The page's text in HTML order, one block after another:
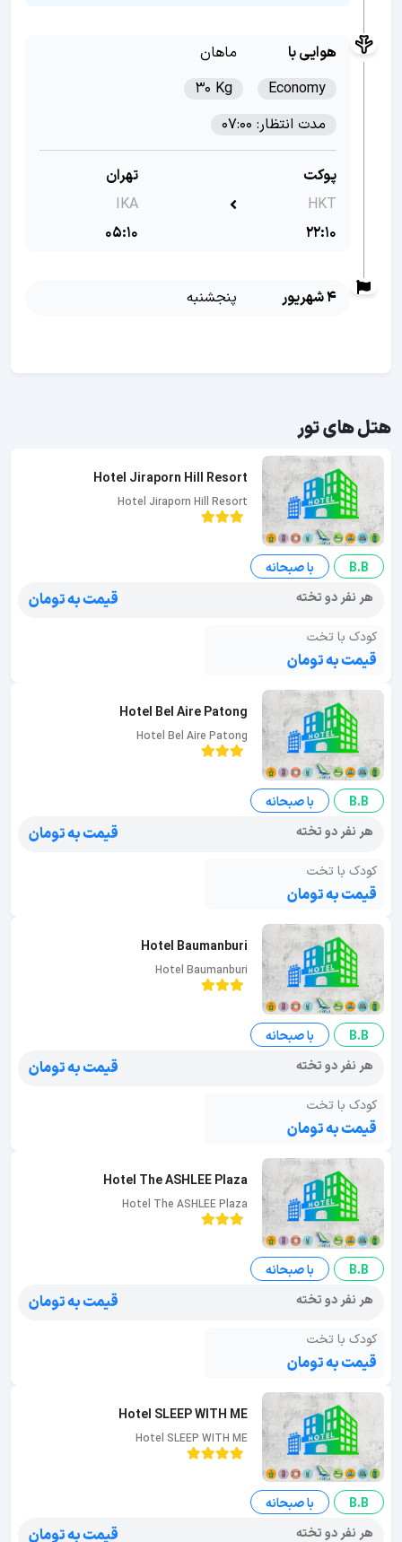
هوایی با
ماهان
Economy
30 Kg
مدت انتظار: 07:00
پوکت
HKT
22:10
تهران
IKA
05:10
4 شهریور پنجشنبه
هتل های تور
Hotel Jiraporn Hill Resort
Hotel Jiraporn Hill Resort
B.B
با صبحانه
هر نفر دو تخته
قیمت به تومان
کودک با تخت
قیمت به تومان
Hotel Bel Aire Patong
Hotel Bel Aire Patong
B.B
با صبحانه
هر نفر دو تخته
قیمت به تومان
کودک با تخت
قیمت به تومان
Hotel Baumanburi
Hotel Baumanburi
B.B
با صبحانه
هر نفر دو تخته
قیمت به تومان
کودک با تخت
قیمت به تومان
Hotel The ASHLEE Plaza
Hotel The ASHLEE Plaza
B.B
با صبحانه
هر نفر دو تخته
قیمت به تومان
کودک با تخت
قیمت به تومان
Hotel SLEEP WITH ME
Hotel SLEEP WITH ME
B.B
با صبحانه
هر نفر دو تخته
قیمت به تومان